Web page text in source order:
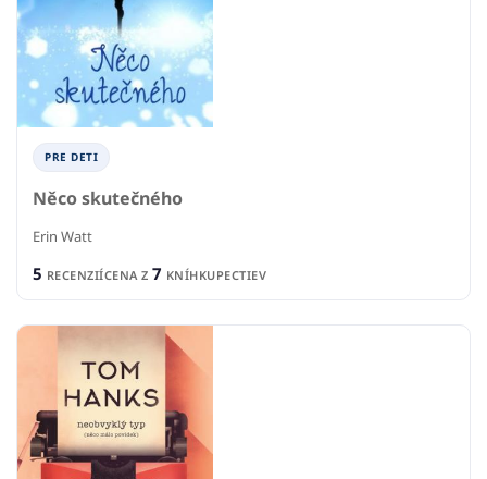
PRE DETI
Něco skutečného
Erin Watt
5 RECENZIÍCENA Z 7 KNÍHKUPECTIEV